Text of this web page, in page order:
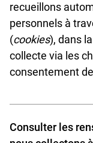
recueillons
personnels à
(cookies), dans
collecte via les
consentement
Consulter les